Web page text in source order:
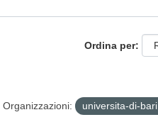
Ordina per
Organizzazioni: universita-di-bari